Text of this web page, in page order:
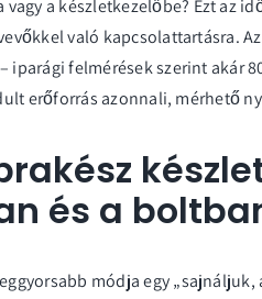
a készletkezelőbe? Ezt az
való kapcsolattartásra.
iparági felmérések szerint akár
erőforrás azonnali, mérhető
és a
módja egy